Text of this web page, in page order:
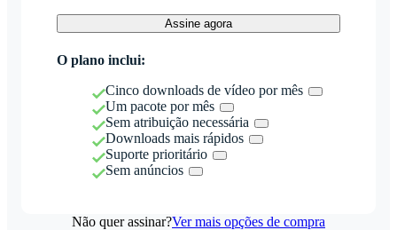
Assine agora
O plano inclui:
Cinco downloads de vídeo por mês
Um pacote por mês
Sem atribuição necessária
Downloads mais rápidos
Suporte prioritário
Sem anúncios
Não quer assinar?Ver mais opções de compra